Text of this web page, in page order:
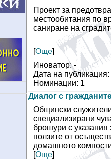
Проект за
местообитания по
саниране на
[Още]
Иноватор: -
Дата на
Номинации: 1
Диалог с
Общински
специализирани
брошури с указания
ползите от
домашното
[Още]